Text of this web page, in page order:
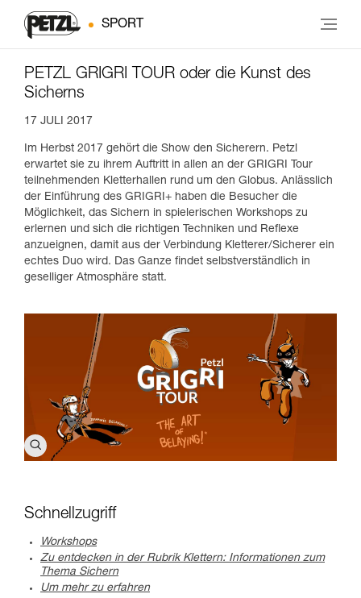
SPORT
PETZL GRIGRI TOUR oder die Kunst des
Sicherns
17 JULI 2017
Im Herbst 2017 gehört die Show den Sicherern. Petzl
erwartet sie zu ihrem Auftritt in allen an der GRIGRI Tour
teilnehmenden Kletterhallen rund um den Globus. Anlässlich
der Einführung des GRIGRI+ haben die Besucher die
Möglichkeit, das Sichern in spielerischen Workshops zu
erlernen und sich die richtigen Techniken und Reflexe
anzueignen, damit aus der Verbindung Kletterer/Sicherer ein
echtes Duo wird. Das Ganze findet selbstverständlich in
geselliger Atmosphäre statt.
Schnellzugriff
Workshops
Zu entdecken in der Rubrik Klettern: Informationen zum
Thema Sichern
Um mehr zu erfahren